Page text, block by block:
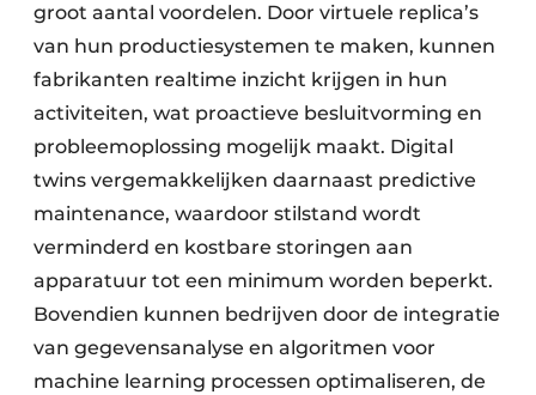
groot aantal voordelen. Door virtuele replica’s
van hun productiesystemen te maken, kunnen
fabrikanten realtime inzicht krijgen in hun
activiteiten, wat proactieve besluitvorming en
probleemoplossing mogelijk maakt. Digital
twins vergemakkelijken daarnaast predictive
maintenance, waardoor stilstand wordt
verminderd en kostbare storingen aan
apparatuur tot een minimum worden beperkt.
Bovendien kunnen bedrijven door de integratie
van gegevensanalyse en algoritmen voor
machine learning processen optimaliseren, de